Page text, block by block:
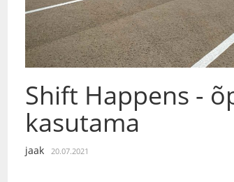
Shift Happens -
kasutama
jaak 20.07.2021